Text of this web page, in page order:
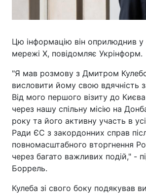
Цю інформацію він оприлюднив у
мережі X, повідомляє Укрінформ.
"Я мав розмову з Дмитром
висловити йому свою вдячність
Від мого першого візиту до
через нашу спільну місію на
року та його активну участь в
Ради ЄС з закордонних справ
повномасштабного вторгнення
через багато важливих подій," -
Боррель.
Кулеба зі свого боку подякував